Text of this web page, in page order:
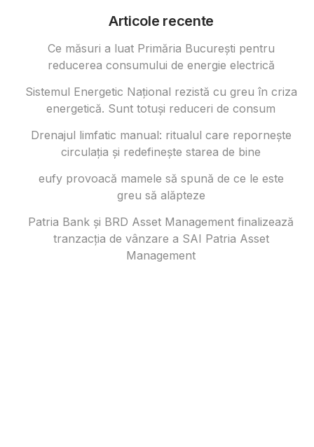
Articole recente
Ce măsuri a luat Primăria București pentru
reducerea consumului de energie electrică
Sistemul Energetic Național rezistă cu greu în criza
energetică. Sunt totuși reduceri de consum
Drenajul limfatic manual: ritualul care repornește
circulația și redefinește starea de bine
eufy provoacă mamele să spună de ce le este
greu să alăpteze
Patria Bank și BRD Asset Management finalizează
tranzacția de vânzare a SAI Patria Asset
Management